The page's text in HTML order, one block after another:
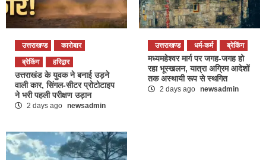
उत्तराखण्ड
कारोबार
ब्रेकिंग
हरिद्वार
उत्तराखंड के युवक ने बनाई उड़ने
वाली कार, सिंगल-सीटर प्रोटोटाइप
ने भरी पहली परीक्षण उड़ान
2 days ago newsadmin
उत्तराखण्ड धर्म-कर्म ब्रेकिंग
मध्यमहेश्वर मार्ग पर जगह-जगह हो
रहा भूस्खलन, यात्रा अग्रिम आदेशों
तक अस्थायी रूप से स्थगित
2 days ago newsadmin